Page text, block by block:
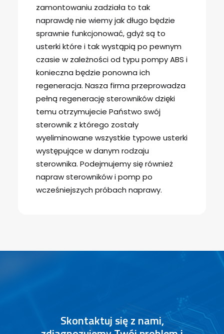
zamontowaniu zadziała to tak
naprawdę nie wiemy jak długo będzie
sprawnie funkcjonować, gdyż są to
usterki które i tak wystąpią po pewnym
czasie w zależności od typu pompy ABS i
konieczna będzie ponowna ich
regeneracja. Nasza firma przeprowadza
pełną regenerację sterowników dzięki
temu otrzymujecie Państwo swój
sterownik z którego zostały
wyeliminowane wszystkie typowe usterki
występujące w danym rodzaju
sterownika. Podejmujemy się również
napraw sterowników i pomp po
wcześniejszych próbach naprawy.
Skontaktuj się z nami,